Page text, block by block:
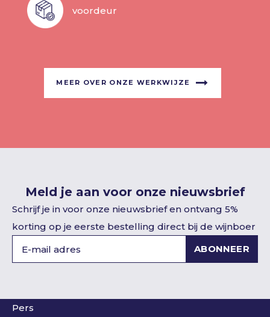
voordeur
MEER OVER ONZE WERKWIJZE
Meld je aan voor onze nieuwsbrief
Schrijf je in voor onze nieuwsbrief en ontvang 5%
korting op je eerste bestelling direct bij de wijnboer
ABONNEER
Pers